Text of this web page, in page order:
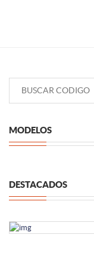
MODELOS
DESTACADOS